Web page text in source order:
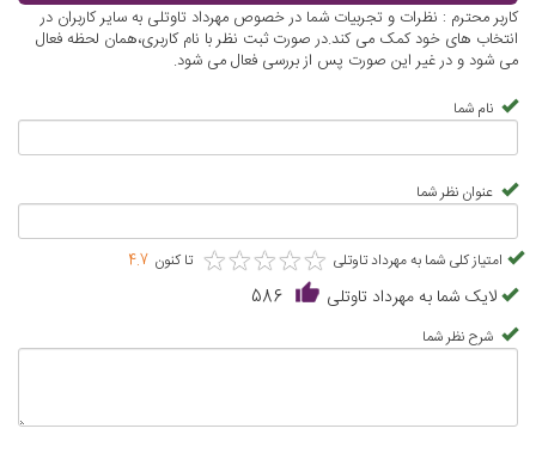
کاربر محترم : نظرات و تجربیات شما در خصوص مهرداد تاوتلی به سایر کاربران در
انتخاب های خود کمک می کند.در صورت ثبت نظر با نام کاربری،همان لحظه فعال
می شود و در غیر این صورت پس از بررسی فعال می شود.
نام شما
عنوان نظر شما
امتیاز کلی شما به مهرداد تاوتلی ★★★★★
★★★★★ تا کنون 4.7
لایک شما به مهرداد تاوتلی 586
شرح نظر شما